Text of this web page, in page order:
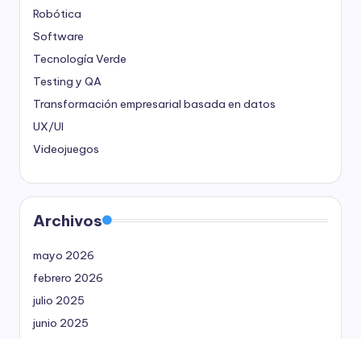
Robótica
Software
Tecnología Verde
Testing y QA
Transformación empresarial basada en datos
UX/UI
Videojuegos
Archivos
mayo 2026
febrero 2026
julio 2025
junio 2025